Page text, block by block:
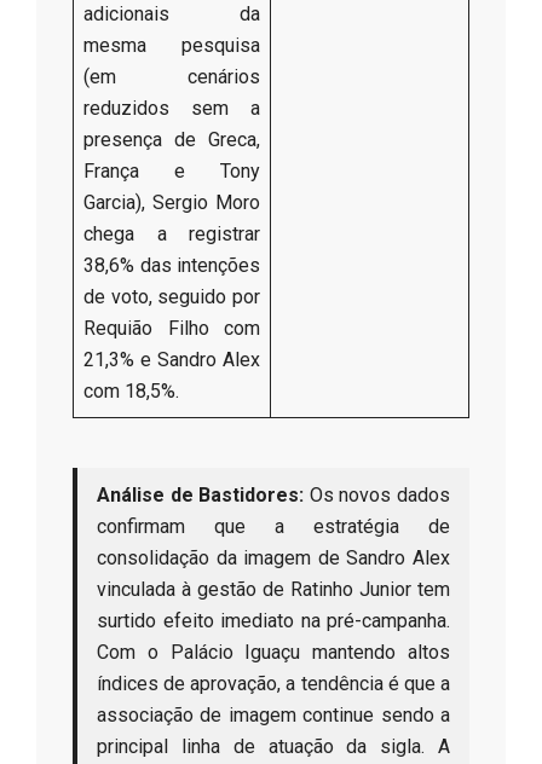
adicionais da
mesma pesquisa
(em cenários
reduzidos sem a
presença de Greca,
França e Tony
Garcia), Sergio Moro
chega a registrar
38,6% das intenções
de voto, seguido por
Requião Filho com
21,3% e Sandro Alex
com 18,5%.
Análise de Bastidores: Os novos dados
confirmam que a estratégia de
consolidação da imagem de Sandro Alex
vinculada à gestão de Ratinho Junior tem
surtido efeito imediato na pré-campanha.
Com o Palácio Iguaçu mantendo altos
índices de aprovação, a tendência é que a
associação de imagem continue sendo a
principal linha de atuação da sigla. A